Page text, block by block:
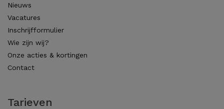
Nieuws
Vacatures
Inschrijfformulier
Wie zijn wij?
Onze acties & kortingen
Contact
Tarieven